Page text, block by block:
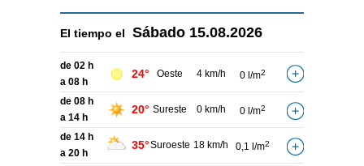
El tiempo el Sábado 15.08.2026
de 02 h
a 08 h
24° Oeste 4 km/h 0 l/m2
de 08 h
a 14 h
20° Sureste 0 km/h 0 l/m2
de 14 h
a 20 h
35°Suroeste 18 km/h 0,1 l/m2